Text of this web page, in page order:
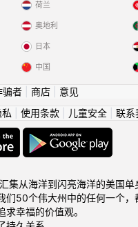
荷兰
奥地利
日本
中国
骗者| 商店| 意见
私 使用条款 儿童安全 联系
从海洋到闪亮海洋的美国单
50个伟大州中的任何一个，
幸福的价值观。